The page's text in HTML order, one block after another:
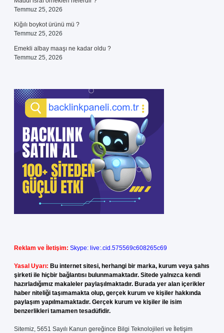
Temmuz 25, 2026
Kiğılı boykot ürünü mü ?
Temmuz 25, 2026
Emekli albay maaşı ne kadar oldu ?
Temmuz 25, 2026
Reklam ve İletişim: Skype: live:.cid.575569c608265c69
Yasal Uyarı: Bu internet sitesi, herhangi bir marka, kurum veya şahıs
şirketi ile hiçbir bağlantısı bulunmamaktadır. Sitede yalnızca kendi
hazırladığımız makaleler paylaşılmaktadır. Burada yer alan içerikler
haber niteliği taşımamakta olup, gerçek kurum ve kişiler hakkında
paylaşım yapılmamaktadır. Gerçek kurum ve kişiler ile isim
benzerlikleri tamamen tesadüfidir.
Sitemiz, 5651 Sayılı Kanun gereğince Bilgi Teknolojileri ve İletişim